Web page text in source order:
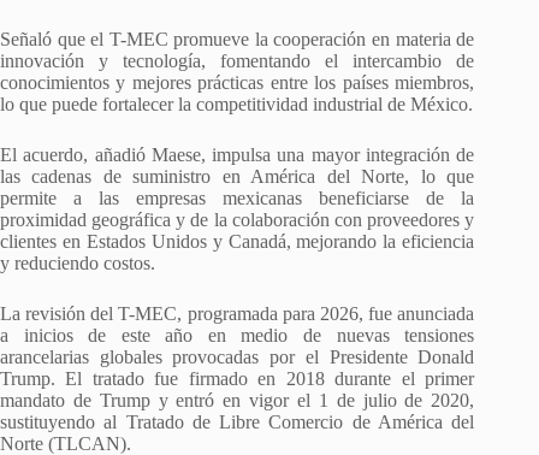
Señaló que el T-MEC promueve la cooperación en materia de
innovación y tecnología, fomentando el intercambio de
conocimientos y mejores prácticas entre los países miembros,
lo que puede fortalecer la competitividad industrial de México.
El acuerdo, añadió Maese, impulsa una mayor integración de
las cadenas de suministro en América del Norte, lo que
permite a las empresas mexicanas beneficiarse de la
proximidad geográfica y de la colaboración con proveedores y
clientes en Estados Unidos y Canadá, mejorando la eficiencia
y reduciendo costos.
La revisión del T-MEC, programada para 2026, fue anunciada
a inicios de este año en medio de nuevas tensiones
arancelarias globales provocadas por el Presidente Donald
Trump. El tratado fue firmado en 2018 durante el primer
mandato de Trump y entró en vigor el 1 de julio de 2020,
sustituyendo al Tratado de Libre Comercio de América del
Norte (TLCAN).